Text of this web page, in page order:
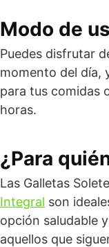
Modo de
Puedes disfrutar
momento del día,
para tus comidas
horas.
¿Para
Las Galletas
Integral son
opción saludable
aquellos que